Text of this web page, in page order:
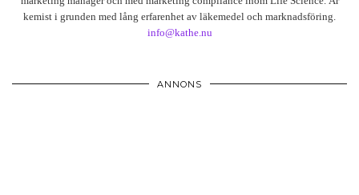
kemist i grunden med lång erfarenhet av läkemedel och marknadsföring.
info@kathe.nu
ANNONS